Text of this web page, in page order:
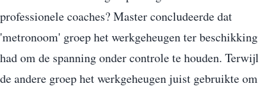
professionele coaches? Master concludeerde dat
'metronoom' groep het werkgeheugen ter beschikking
had om de spanning onder controle te houden. Terwijl
de andere groep het werkgeheugen juist gebruikte om